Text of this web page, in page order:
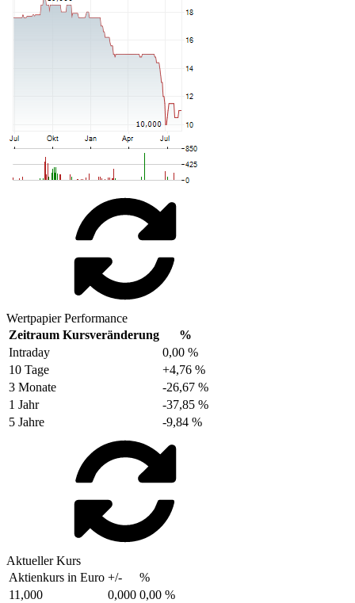
Wertpapier Performance
Zeitraum Kursveränderung
%
Intraday
0,00 %
10 Tage
+4,76 %
3 Monate
-26,67 %
1 Jahr
-37,85 %
5 Jahre
-9,84 %
Aktueller Kurs
Aktienkurs in Euro +/-
%
11,000
0,000 0,00 %